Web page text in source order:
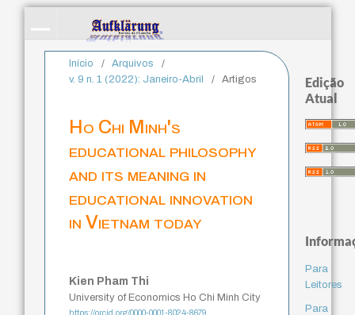
Início / Arquivos
/
v. 9 n. 1 (2022): Janeiro-Abril
/ Artigos
Ho Chi Minh's
educational philosophy
and its meaning in
educational innovation
in Vietnam today
Kien Pham Thi
University of Economics Ho Chi Minh City
https://orcid.org/0000-0001-8024-8679
Edição
Atual
Para
Leitores
Para